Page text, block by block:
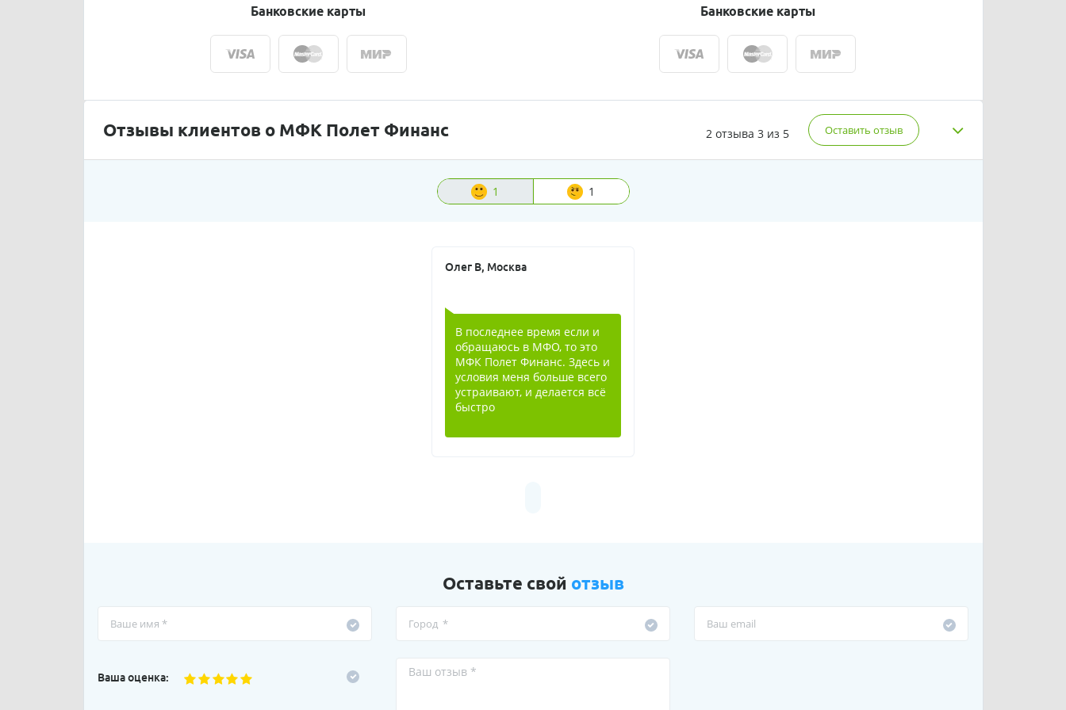
Банковские карты Банковские карты
Отзывы клиентов о МФК Полет Финанс 2 отзыва 3 из 5 Оставить отзыв
1 1
Олег В, Москва
В последнее время если и
обращаюсь в МФО, то это
МФК Полет Финанс. Здесь и
условия меня больше всего
устраивают, и делается всё
быстро
Оставьте свой отзыв
Ваша оценка: